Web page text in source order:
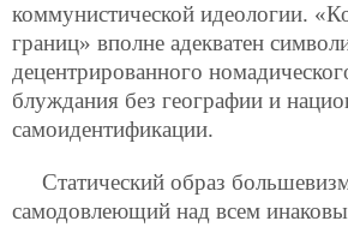
коммунистической идеологии.
границ» вполне адекватен
децентрированного
блуждания без географии и
самоидентификации.
Статический образ
самодовлеющий над всем